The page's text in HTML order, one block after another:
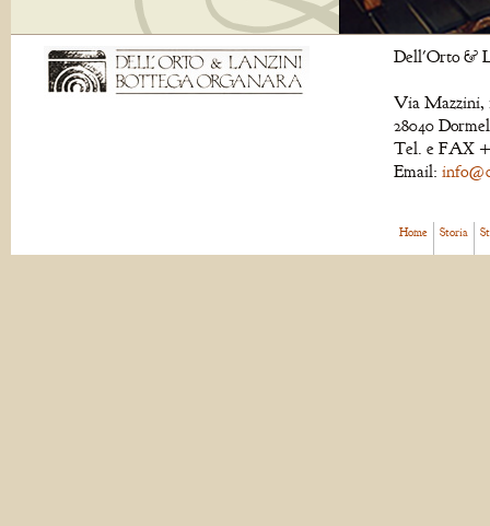
Dell'Orto &
Via Mazzini,
28040
Tel. e FAX
Email:
Home Storia